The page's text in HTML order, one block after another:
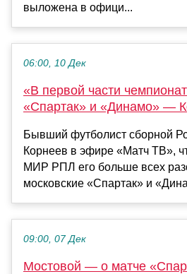
выложена в офици...
06:00, 10 Дек
«В первой части
«Спартак» и «Динамо» —
Бывший футболист сборной
Корнеев в эфире «Матч ТВ»,
МИР РПЛ его больше всех
московские «Спартак» и
09:00, 07 Дек
Мостовой — о матче